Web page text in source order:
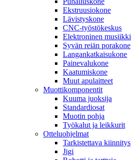
Ekstruusiokone
Lävistyskone
CNC-työstökeskus
Elektroninen musiikki
Syvän reiän porakone
Langankatkaisukone
Painevalukone
Kaatumiskone
Muut apulaitteet
Muottikomponentit
Kuuma juoksija
Standardiosat
Muotin pohja
Työkalut ja leikkurit
Otteluohjelmat
Tarkistettava kiinnitys
Jigi